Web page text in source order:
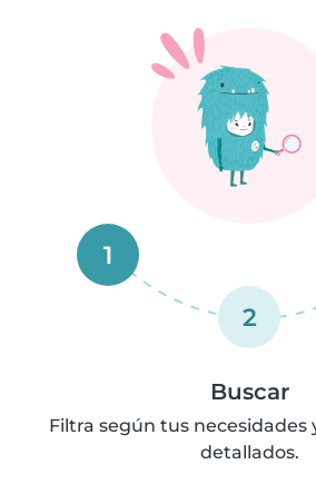
1
2
Buscar
Filtra según tus necesidades
detallados.